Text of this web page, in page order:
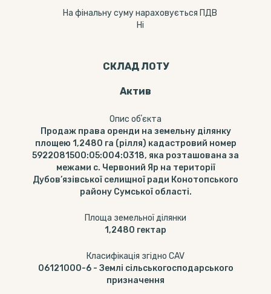
На фінальну суму нараховується ПДВ
Ні
СКЛАД ЛОТУ
Актив
Опис обʼєкта
Продаж права оренди на земельну ділянку
площею 1,2480 га (рілля) кадастровий номер
5922081500:05:004:0318, яка розташована за
межами с. Червоний Яр на території
Дубов’язівської селищної ради Конотопського
району Сумської області.
Площа земельної ділянки
1,2480 гектар
Класифікація згідно CAV
06121000-6- Землі сільськогосподарського
призначення